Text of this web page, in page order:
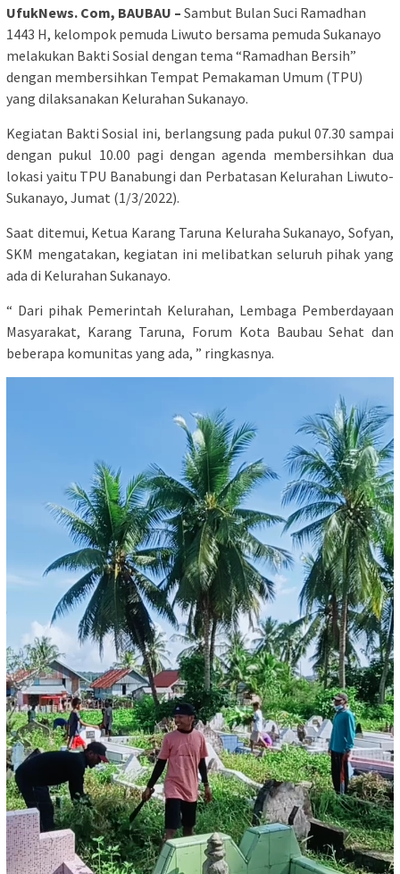
UfukNews. Com, BAUBAU – Sambut Bulan Suci Ramadhan
1443 H, kelompok pemuda Liwuto bersama pemuda Sukanayo
melakukan Bakti Sosial dengan tema “Ramadhan Bersih”
dengan membersihkan Tempat Pemakaman Umum (TPU)
yang dilaksanakan Kelurahan Sukanayo.
Kegiatan Bakti Sosial ini, berlangsung pada pukul 07.30 sampai
dengan pukul 10.00 pagi dengan agenda membersihkan dua
lokasi yaitu TPU Banabungi dan Perbatasan Kelurahan Liwuto-
Sukanayo, Jumat (1/3/2022).
Saat ditemui, Ketua Karang Taruna Keluraha Sukanayo, Sofyan,
SKM mengatakan, kegiatan ini melibatkan seluruh pihak yang
ada di Kelurahan Sukanayo.
“ Dari pihak Pemerintah Kelurahan, Lembaga Pemberdayaan
Masyarakat, Karang Taruna, Forum Kota Baubau Sehat dan
beberapa komunitas yang ada, ” ringkasnya.